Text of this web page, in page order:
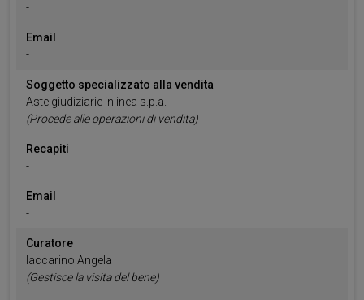
-
Email
-
Soggetto specializzato alla vendita
Aste giudiziarie inlinea s.p.a.
(Procede alle operazioni di vendita)
Recapiti
-
Email
-
Curatore
Iaccarino Angela
(Gestisce la visita del bene)